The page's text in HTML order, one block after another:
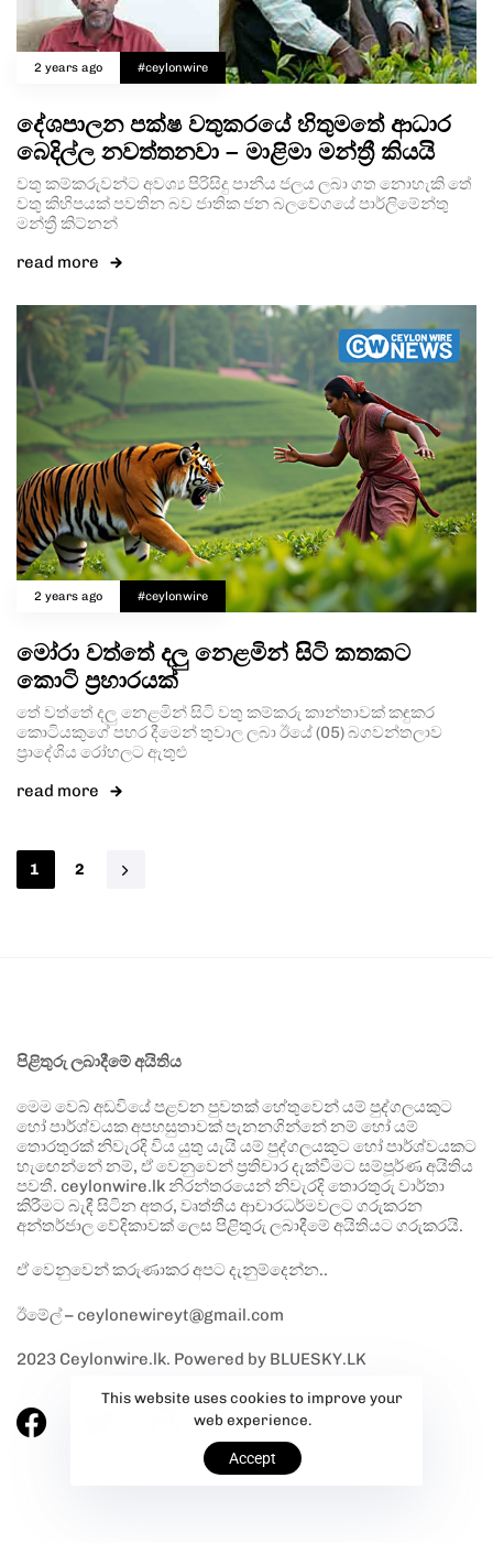
2 years ago #ceylonwire
දේශපාලන පක්ෂ වතුකරයේ හිතුමතේ ආධාර
බෙදිල්ල නවත්තනවා – මාළිමා මන්ත්‍රී කියයි
වතු කම්කරුවන්ට අවශ්‍ය පිරිසිදු පානීය ජලය ලබා ගත නොහැකි තේ
වතු කිහිපයක් පවතින බව ජාතික ජන බලවේගයේ පාර්ලිමේන්තු
මන්ත්‍රී කිට්නන්
read more
2 years ago #ceylonwire
මෝරා වත්තේ දලු නෙළමින් සිටි කතකට
කොටි ප්‍රහාරයක්
තේ වත්තේ දලු නෙළමින් සිටි වතු කම්කරු කාන්තාවක් කඳුකර
කොටියකුගේ පහර දීමෙන් තුවාල ලබා ඊයේ (05) බගවන්තලාව
ප්‍රාදේශිය රෝහලට ඇතුළු
read more
1 2
පිළිතුරු ලබාදීමේ අයිතිය
මෙම වෙබ් අඩවියේ පළවන පුවතක් හේතුවෙන් යම් පුද්ගලයකුට
හෝ පාර්ශ්වයක අපහසුතාවක් පැනනගින්නේ නම් හෝ යම්
තොරතුරක් නිවැරදි විය යුතු යැයි යම් පුද්ගලයකුට හෝ පාර්ශ්වයකට
හැඟෙන්නේ නම්, ඒ වෙනුවෙන් ප්‍රතිචාර දැක්වීමට සම්පූර්ණ අයිතිය
පවතී. ceylonwire.lk නිරන්තරයෙන් නිවැරදි තොරතුරු වාර්තා
කිරීමට බැඳී සිටින අතර, වෘත්තීය ආචාරධර්මවලට ගරුකරන
අන්තර්ජාල වේදිකාවක් ලෙස පිළිතුරු ලබාදීමේ අයිතියට ගරුකරයි.
ඒ වෙනුවෙන් කරුණාකර අපට දැනුම්දෙන්න..
ඊමේල් – ceylonewireyt@gmail.com
2023 Ceylonwire.lk. Powered by BLUESKY.LK
This website uses cookies to improve your
web experience.
Accept